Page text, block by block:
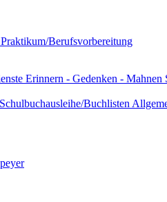
Praktikum/Berufsvorbereitung
Erinnern - Gedenken - Mahnen
Schulbuchausleihe/Buchlisten